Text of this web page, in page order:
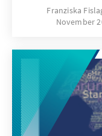
Prozent
Die
Parlament lag
Deutschland ist
internationalen
Ausland haben
signifikanten
Franziska
November